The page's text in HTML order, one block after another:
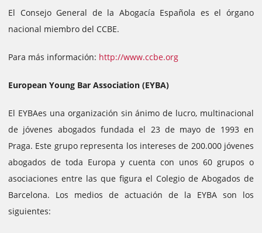
El Consejo General de la Abogacía Española es el órgano
nacional miembro del CCBE.
Para más información: http://www.ccbe.org
European Young Bar Association (EYBA)
El EYBAes una organización sin ánimo de lucro, multinacional
de jóvenes abogados fundada el 23 de mayo de 1993 en
Praga. Este grupo representa los intereses de 200.000 jóvenes
abogados de toda Europa y cuenta con unos 60 grupos o
asociaciones entre las que figura el Colegio de Abogados de
Barcelona. Los medios de actuación de la EYBA son los
siguientes: